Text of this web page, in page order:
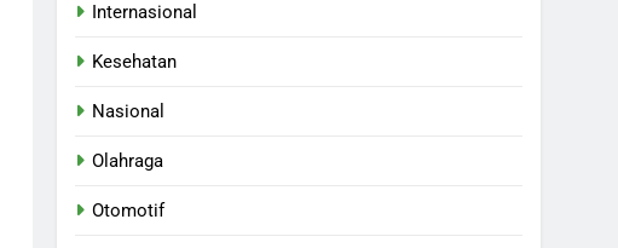
Internasional
Kesehatan
Nasional
Olahraga
Otomotif